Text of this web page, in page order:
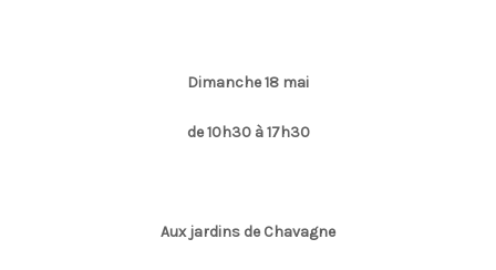
Dimanche 18 mai
de 10h30 à 17h30
Aux jardins de Chavagne